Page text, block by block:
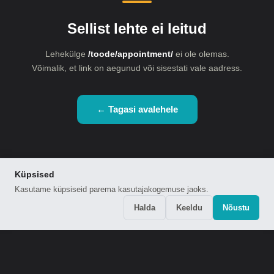
Sellist lehte ei leitud
Lehekülge /toode/appointment/ei ole olemas.
Võimalik, et link on aegunud või sisestati vale aadress.
← Tagasi avalehele
Küpsised
Kasutame küpsiseid parema kasutajakogemuse jaoks.
Halda
Keeldu Nõustu